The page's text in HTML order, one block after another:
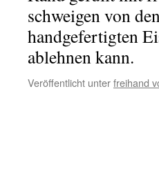
schweigen von
handgefertigten
ablehnen kann.
Veröffentlicht unterfreihand